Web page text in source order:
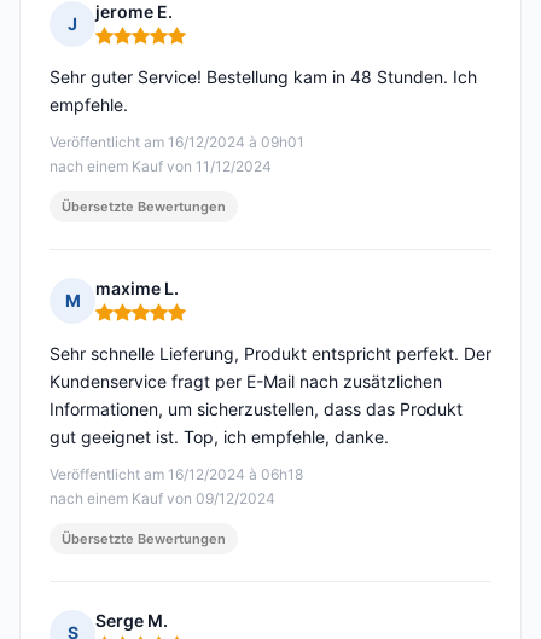
J
jerome E.
Hinweis: 5 von 5
Veröffentlicht am 16/12/2024 à 09h01
nach einem Kauf von 11/12/2024
Sehr guter Service! Bestellung kam in 48 Stunden. Ich
empfehle.
Übersetzte Bewertungen
M
maxime L.
Hinweis: 5 von 5
Veröffentlicht am 16/12/2024 à 06h18
nach einem Kauf von 09/12/2024
Sehr schnelle Lieferung, Produkt entspricht perfekt. Der
Kundenservice fragt per E-Mail nach zusätzlichen
Informationen, um sicherzustellen, dass das Produkt
gut geeignet ist. Top, ich empfehle, danke.
Übersetzte Bewertungen
S
Serge M.